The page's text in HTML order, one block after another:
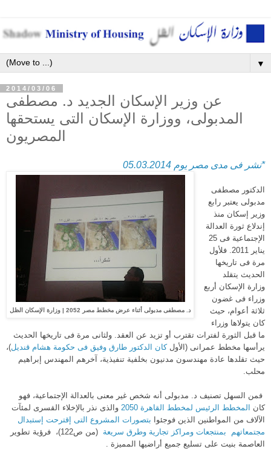
▼
2014/03/06
عن وزير الإسكان الجديد د. مصطفى
المدبولى، ووزارة الإسكان التى يستحقها
المصريون
*نشر فى مدى مصر يوم 05.03.2014
د. مصطفى مدبولى أثناء عرض مخطط مصر 2052 | وزارة الإسكان الظل
الدكتور مصطفى
مدبولى يعتبر رابع
وزير إسكان منذ
إندلاع ثورة العدالة
الإجتماعية فى 25
يناير 2011. فلأول
مرة فى تاريخها
الحديث يتقلد
وزارة الإسكان أربع
وزراء فى غضون
ثلاثة أعوام، حيث
كان يتولاها وزراء
ما قبل الثورة لفترات تقترب أو تزيد عن العقد. ولثانى مرة فى تاريخها الحديث
يرأسها مخطط عمرانى (الأولكان الدكتور طارق وفيق فى حكومة هشام قنديل)،
حيث تقلدها عادة مهندسون مدنيون بخلفية تنفيذية، آخرهم المهندس إبراهيم
محلب.
فمن السهل تصنيف د. مدبولى أنه شخص غير معنى بالعدالة الإجتماعية، فهو
كان
المخطط الرئيس لمخطط القاهرة 2050
والذى نذر بالإخلاء القسرى لمئآت
الآلاف من المواطنين الذين فوجئوا بتصورات المشروع التى إقترحت إستبدال
مجتمعاتهم بمنتجعات ومراكز تجارية وطرق سريعة
(من ص122)، فرؤية تطوير
العاصمة بنيت على تسليع جميع أراضيها المميزة .